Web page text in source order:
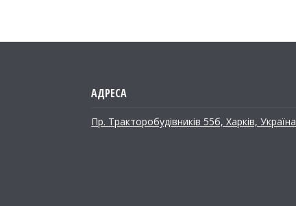
Пр. Тракторобудiвникiв 55б, Харків, Україна